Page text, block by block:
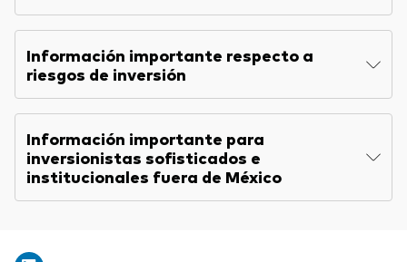
Información importante respecto a
riesgos de inversión
Información importante para
inversionistas sofisticados e
institucionales fuera de México